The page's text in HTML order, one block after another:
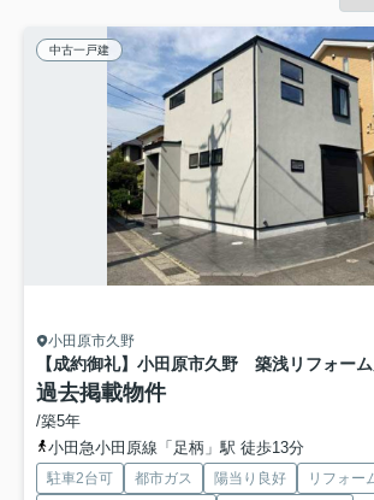
中古一戸建
小田原市久野
【成約御礼】小田原市久野 築浅リフォー
過去掲載物件
/築5年
小田急小田原線「足柄」駅 徒歩13分
駐車2台可 都市ガス 陽当り良好
リフォー